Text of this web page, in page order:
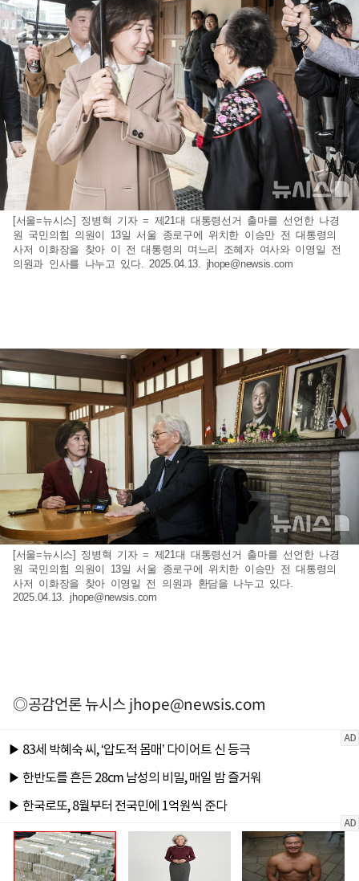
[서울=뉴시스] 정병혁 기자 = 제21대 대통령선거 출마를 선언한 나경
원 국민의힘 의원이 13일 서울 종로구에 위치한 이승만 전 대통령의
사저 이화장을 찾아 이 전 대통령의 며느리 조혜자 여사와 이영일 전
의원과 인사를 나누고 있다. 2025.04.13. jhope@newsis.com
[서울=뉴시스] 정병혁 기자 = 제21대 대통령선거 출마를 선언한 나경
원 국민의힘 의원이 13일 서울 종로구에 위치한 이승만 전 대통령의
사저 이화장을 찾아 이영일 전 의원과 환담을 나누고 있다.
2025.04.13. jhope@newsis.com
◎공감언론 뉴시스jhope@newsis.com